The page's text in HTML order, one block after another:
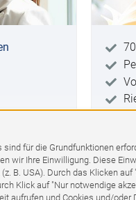
für die Grundfunktionen
wir Ihre Einwilligung. Diese
USA). Durch das Klicken
Klick auf "Nur notwendige
aufrufen und Cookies und/